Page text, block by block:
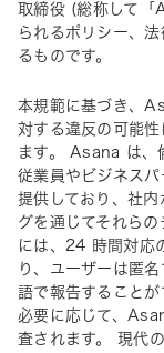
取締役 (総称して「
られるポリシー、
るものです。
本規範に基づき、
対する違反の可能
ます。 Asana は、
従業員やビジネス
提供しており、社内
グを通じてそれら
には、24 時間対応
り、ユーザーは匿
語で報告することが
必要に応じて、
査されます。 現代